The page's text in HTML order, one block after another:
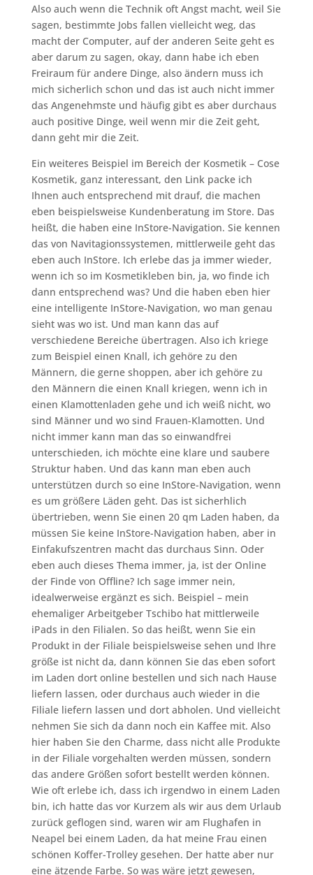
Also auch wenn die Technik oft Angst macht, weil Sie
sagen, bestimmte Jobs fallen vielleicht weg, das
macht der Computer, auf der anderen Seite geht es
aber darum zu sagen, okay, dann habe ich eben
Freiraum für andere Dinge, also ändern muss ich
mich sicherlich schon und das ist auch nicht immer
das Angenehmste und häufig gibt es aber durchaus
auch positive Dinge, weil wenn mir die Zeit geht,
dann geht mir die Zeit.
Ein weiteres Beispiel im Bereich der Kosmetik – Cose
Kosmetik, ganz interessant, den Link packe ich
Ihnen auch entsprechend mit drauf, die machen
eben beispielsweise Kundenberatung im Store. Das
heißt, die haben eine InStore-Navigation. Sie kennen
das von Navitagionssystemen, mittlerweile geht das
eben auch InStore. Ich erlebe das ja immer wieder,
wenn ich so im Kosmetikleben bin, ja, wo finde ich
dann entsprechend was? Und die haben eben hier
eine intelligente InStore-Navigation, wo man genau
sieht was wo ist. Und man kann das auf
verschiedene Bereiche übertragen. Also ich kriege
zum Beispiel einen Knall, ich gehöre zu den
Männern, die gerne shoppen, aber ich gehöre zu
den Männern die einen Knall kriegen, wenn ich in
einen Klamottenladen gehe und ich weiß nicht, wo
sind Männer und wo sind Frauen-Klamotten. Und
nicht immer kann man das so einwandfrei
unterschieden, ich möchte eine klare und saubere
Struktur haben. Und das kann man eben auch
unterstützen durch so eine InStore-Navigation, wenn
es um größere Läden geht. Das ist sicherhlich
übertrieben, wenn Sie einen 20 qm Laden haben, da
müssen Sie keine InStore-Navigation haben, aber in
Einfakufszentren macht das durchaus Sinn. Oder
eben auch dieses Thema immer, ja, ist der Online
der Finde von Offline? Ich sage immer nein,
idealwerweise ergänzt es sich. Beispiel – mein
ehemaliger Arbeitgeber Tschibo hat mittlerweile
iPads in den Filialen. So das heißt, wenn Sie ein
Produkt in der Filiale beispielsweise sehen und Ihre
größe ist nicht da, dann können Sie das eben sofort
im Laden dort online bestellen und sich nach Hause
liefern lassen, oder durchaus auch wieder in die
Filiale liefern lassen und dort abholen. Und vielleicht
nehmen Sie sich da dann noch ein Kaffee mit. Also
hier haben Sie den Charme, dass nicht alle Produkte
in der Filiale vorgehalten werden müssen, sondern
das andere Größen sofort bestellt werden können.
Wie oft erlebe ich, dass ich irgendwo in einem Laden
bin, ich hatte das vor Kurzem als wir aus dem Urlaub
zurück geflogen sind, waren wir am Flughafen in
Neapel bei einem Laden, da hat meine Frau einen
schönen Koffer-Trolley gesehen. Der hatte aber nur
eine ätzende Farbe. So was wäre jetzt gewesen,